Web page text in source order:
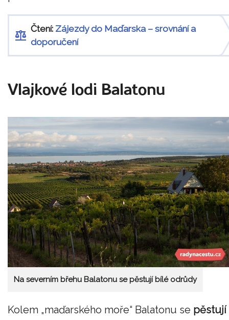
Čtení: Zájezdy do Maďarska – srovnání a
doporučení
Vlajkové lodi Balatonu
Na severním břehu Balatonu se pěstují bílé odrůdy
Kolem „maďarského moře“ Balatonu se pěstují